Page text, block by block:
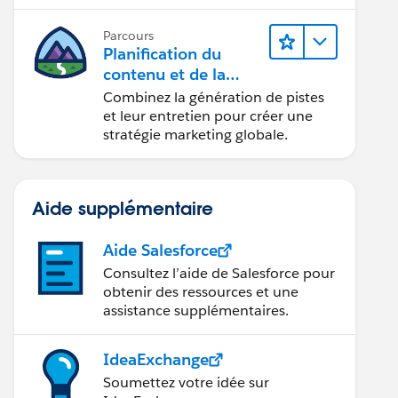
Parcours
Planification du
contenu et de la
stratégie marketing
avec
Marketing Cloud
Account Engagemen
Combinez la génération de pistes
et leur entretien pour créer une
stratégie marketing globale.
Aide supplémentaire
Aide Salesforce
Consultez l’aide de Salesforce pour
obtenir des ressources et une
assistance supplémentaires.
IdeaExchange
Soumettez votre idée sur